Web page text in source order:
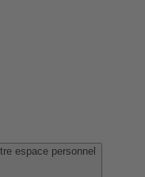
espace personnel